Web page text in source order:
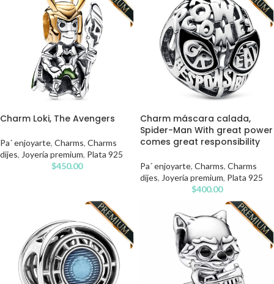
Charm Loki, The Avengers
Pa´ enjoyarte, Charms, Charms
dijes, Joyería premium, Plata 925
$450.00
Charm máscara calada,
Spider-Man With great power
comes great responsibility
Pa´ enjoyarte, Charms, Charms
dijes, Joyería premium, Plata 925
$400.00